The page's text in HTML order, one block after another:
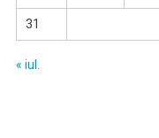
31
« iul.